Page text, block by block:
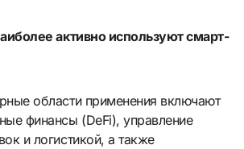
активно используют смарт-
области применения включают
финансы (DeFi), управление
и логистикой, а также